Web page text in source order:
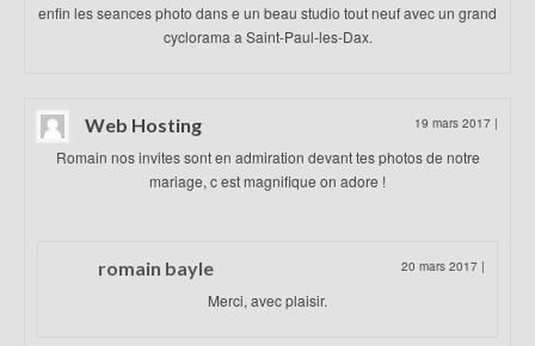
enfin les seances photo dans e un beau studio tout neuf avec un grand
cyclorama a Saint-Paul-les-Dax.
Web Hosting 19 mars 2017 |
Romain nos invites sont en admiration devant tes photos de notre
mariage, c est magnifique on adore !
romain bayle 20 mars 2017 |
Merci, avec plaisir.